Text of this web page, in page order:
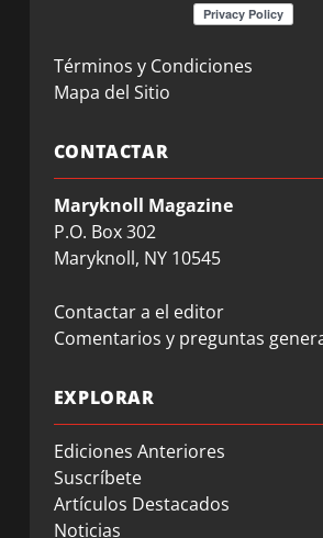
Términos y Condiciones
Mapa del Sitio
CONTACTAR
Maryknoll Magazine
P.O. Box 302
Maryknoll, NY 10545
Contactar a el editor
Comentarios y preguntas
EXPLORAR
Ediciones Anteriores
Suscríbete
Artículos Destacados
Noticias